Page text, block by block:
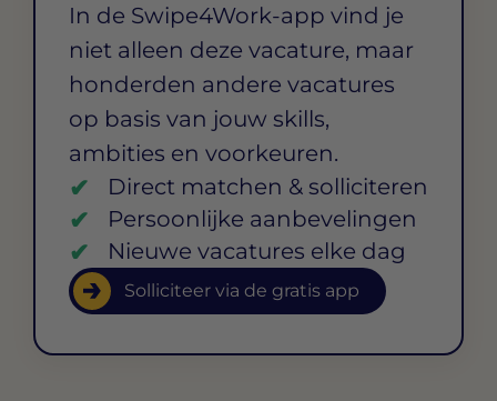
In de Swipe4Work-app vind je
niet alleen deze vacature, maar
honderden andere vacatures
op basis van jouw skills,
ambities en voorkeuren.
Direct matchen & solliciteren
Persoonlijke aanbevelingen
Nieuwe vacatures elke dag
Solliciteer via de gratis app